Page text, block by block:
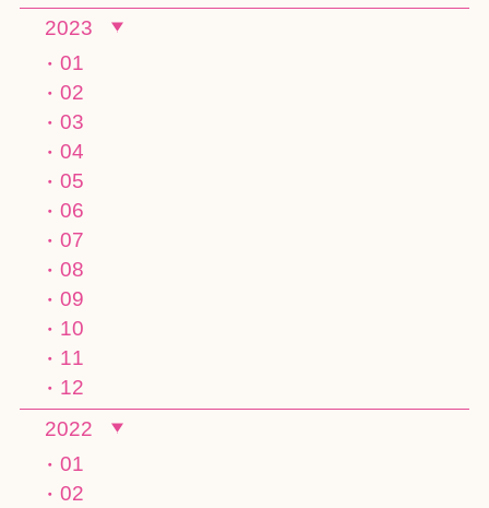
2023
01
02
03
04
05
06
07
08
09
10
11
12
2022
01
02